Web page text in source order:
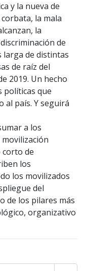
y la nueva de
la mala
la
de
larga de distintas
de raíz del
2019. Un hecho
políticas que
al país. Y seguirá
a los
corto de
los
los movilizados
del
de los pilares más
organizativo